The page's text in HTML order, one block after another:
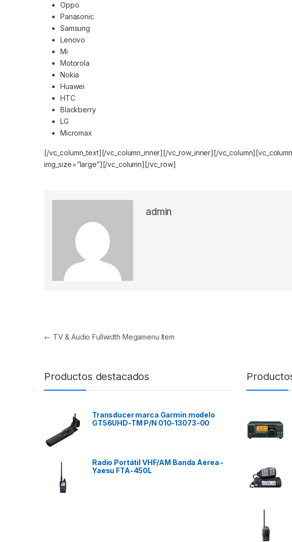
Oppo
Panasonic
Samsung
Lenovo
Mi
Motorola
Nokia
Huawei
HTC
Blackberry
LG
Micromax
[/vc_column_text][/vc_column_inner][/vc_row_inner][/
img_size=”large”][/vc_column][/vc_row]
admin
Navegación de entradas
← TV & Audio Fullwidth Megamenu Item
Productos destacados
Transducer marca Garmin modelo
GT56UHD-TM P/N 010-13073-00
Radio Portátil VHF/AM Banda Aérea -
Yaesu FTA-450L